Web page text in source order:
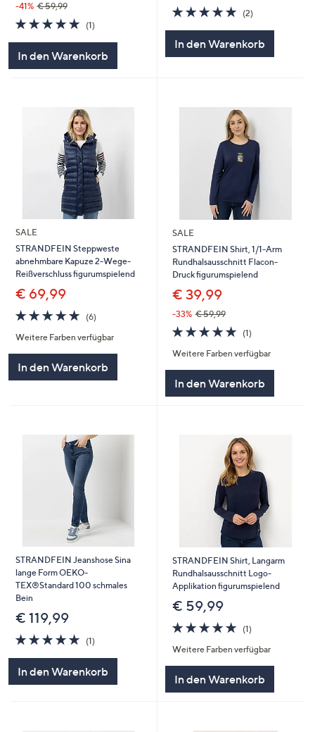
-41% € 59,99
5.0
von
(1)1
In den Warenkorb
5.0
von
(2)
In den Warenkorb
SALE
STRANDFEIN Steppweste
abnehmbare Kapuze 2-Wege-
Reißverschluss figurumspielend
€ 69,99
5.0
von
5
(6)6
Weitere Farben verfügbar
In den Warenkorb
SALE
STRANDFEIN Shirt, 1/1-Arm
Rundhalsausschnitt Flacon-
Druck figurumspielend
€ 39,99
-33% € 59,99
5.0
von
5
(1)1
Weitere Farben verfügbar
In den Warenkorb
STRANDFEIN Jeanshose Sina
lange Form OEKO-
TEX®Standard 100 schmales
Bein
€ 119,99
5.0
von
(1)1
In den Warenkorb
STRANDFEIN Shirt, Langarm
Rundhalsausschnitt Logo-
Applikation figurumspielend
€ 59,99
5.0
von
5
(1)1
Weitere Farben verfügbar
In den Warenkorb